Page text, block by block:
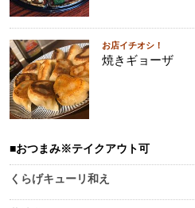
お店イチオシ！
焼きギョーザ
おつまみ※テイクアウト可
くらげキューリ和え